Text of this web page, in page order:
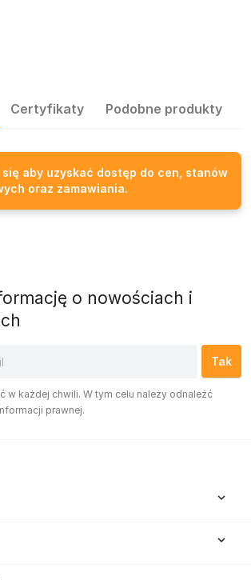
Certyfikaty Podobne produkty
aby uzyskać dostęp do cen, stanów
oraz zamawiania.
o nowościach i
w każdej chwili. W tym celu należy odnaleźć
prawnej.

